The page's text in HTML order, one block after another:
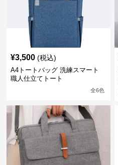
¥3,500 (税込)
A4トートバッグ 洗練スマート
職人仕立てトート
全6色